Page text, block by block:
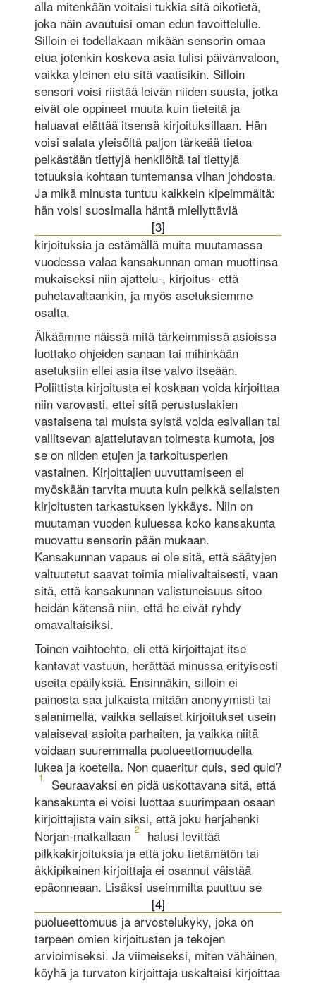
alla mitenkään voitaisi tukkia sitä oikotietä,
joka näin avautuisi oman edun tavoittelulle.
Silloin ei todellakaan mikään sensorin omaa
etua jotenkin koskeva asia tulisi päivänvaloon,
vaikka yleinen etu sitä vaatisikin. Silloin
sensori voisi riistää leivän niiden suusta, jotka
eivät ole oppineet muuta kuin tieteitä ja
haluavat elättää itsensä kirjoituksillaan. Hän
voisi salata yleisöltä paljon tärkeää tietoa
pelkästään tiettyjä henkilöitä tai tiettyjä
totuuksia kohtaan tuntemansa vihan johdosta.
Ja mikä minusta tuntuu kaikkein kipeimmältä:
hän voisi suosimalla häntä miellyttäviä
[3]
kirjoituksia ja estämällä muita muutamassa
vuodessa valaa kansakunnan oman muottinsa
mukaiseksi niin ajattelu-, kirjoitus- että
puhetavaltaankin, ja myös asetuksiemme
osalta.
Älkäämme näissä mitä tärkeimmissä asioissa
luottako ohjeiden sanaan tai mihinkään
asetuksiin ellei asia itse valvo itseään.
Poliittista kirjoitusta ei koskaan voida kirjoittaa
niin varovasti, ettei sitä perustuslakien
vastaisena tai muista syistä voida esivallan tai
vallitsevan ajattelutavan toimesta kumota, jos
se on niiden etujen ja tarkoitusperien
vastainen. Kirjoittajien uuvuttamiseen ei
myöskään tarvita muuta kuin pelkkä sellaisten
kirjoitusten tarkastuksen lykkäys. Niin on
muutaman vuoden kuluessa koko kansakunta
muovattu sensorin pään mukaan.
Kansakunnan vapaus ei ole sitä, että säätyjen
valtuutetut saavat toimia mielivaltaisesti, vaan
sitä, että kansakunnan valistuneisuus sitoo
heidän kätensä niin, että he eivät ryhdy
omavaltaisiksi.
Toinen vaihtoehto, eli että kirjoittajat itse
kantavat vastuun, herättää minussa erityisesti
useita epäilyksiä. Ensinnäkin, silloin ei
painosta saa julkaista mitään anonyymisti tai
salanimellä, vaikka sellaiset kirjoitukset usein
valaisevat asioita parhaiten, ja vaikka niitä
voidaan suuremmalla puolueettomuudella
lukea ja koetella. Non quaeritur quis, sed quid?
1
Seuraavaksi en pidä uskottavana sitä, että
kansakunta ei voisi luottaa suurimpaan osaan
kirjoittajista vain siksi, että joku herjahenki
Norjan-matkallaan 2
halusi levittää
pilkkakirjoituksia ja että joku tietämätön tai
äkkipikainen kirjoittaja ei osannut väistää
epäonneaan. Lisäksi useimmilta puuttuu se
[4]
puolueettomuus ja arvostelukyky, joka on
tarpeen omien kirjoitusten ja tekojen
arvioimiseksi. Ja viimeiseksi, miten vähäinen,
köyhä ja turvaton kirjoittaja uskaltaisi kirjoittaa